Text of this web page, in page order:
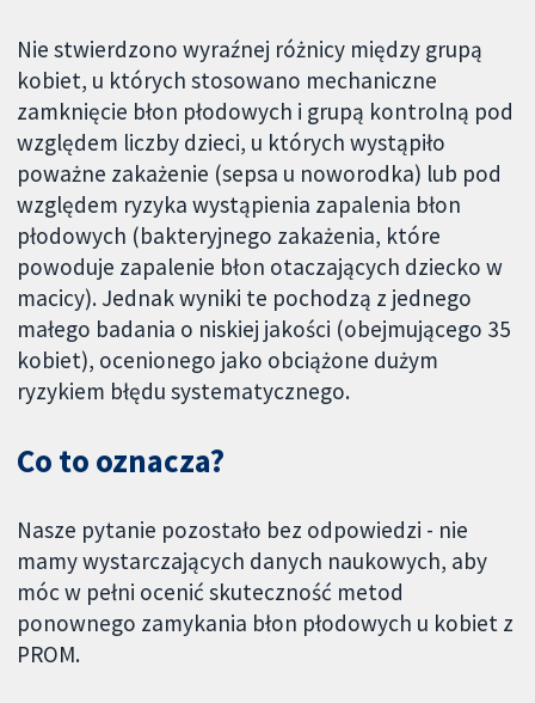
Nie stwierdzono wyraźnej różnicy między grupą
kobiet, u których stosowano mechaniczne
zamknięcie błon płodowych i grupą kontrolną pod
względem liczby dzieci, u których wystąpiło
poważne zakażenie (sepsa u noworodka) lub pod
względem ryzyka wystąpienia zapalenia błon
płodowych (bakteryjnego zakażenia, które
powoduje zapalenie błon otaczających dziecko w
macicy). Jednak wyniki te pochodzą z jednego
małego badania o niskiej jakości (obejmującego 35
kobiet), ocenionego jako obciążone dużym
ryzykiem błędu systematycznego.
Co to oznacza?
Nasze pytanie pozostało bez odpowiedzi - nie
mamy wystarczających danych naukowych, aby
móc w pełni ocenić skuteczność metod
ponownego zamykania błon płodowych u kobiet z
PROM.